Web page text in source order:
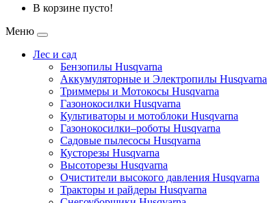
В корзине пусто!
Меню
Лес и сад
Бензопилы Husqvarna
Аккумуляторные и Электропилы Нusqvarna
Триммеры и Мотокосы Нusqvarna
Газонокосилки Husqvarna
Культиваторы и мотоблоки Husqvarna
Газонокосилки–роботы Husqvarna
Садовые пылесосы Husqvarna
Кусторезы Husqvarna
Высоторезы Husqvarna
Очистители высокого давления Husqvarna
Тракторы и райдеры Husqvarna